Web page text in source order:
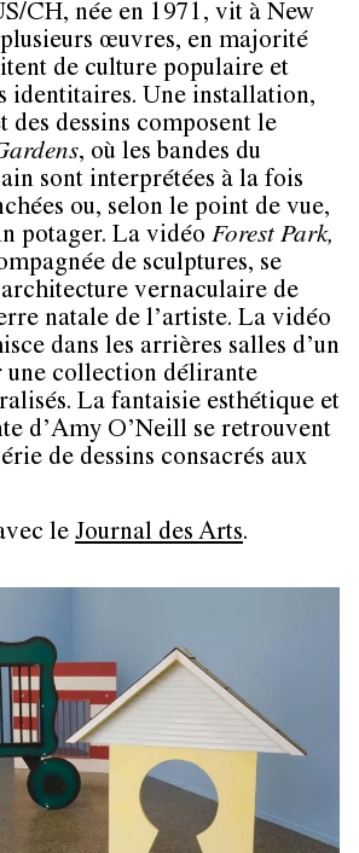
CH, née en 1971, vit à New
œuvres, en majorité
de culture populaire et
identitaires. Une installation,
des dessins composent le
, où les bandes du
sont interprétées à la fois
ou, selon le point de vue,
potager. La vidéo Forest Park,
de sculptures, se
vernaculaire de
natale de l’artiste. La vidéo
dans les arrières salles d’un
une collection délirante
La fantaisie esthétique et
d’Amy O’Neill se retrouvent
de dessins consacrés aux
le Journal des Arts.